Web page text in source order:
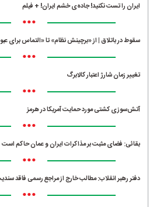
ایران را تست نکنید! جاده‌ی خشم ایران! + فیلم
•••
سقوط در باتلاق | از «برچینش نظام» تا «التماس برای
•••
تغییر زمان شارژ اعتبار کالابرگ
•••
آتش‌سوزی کشتی مورد حمایت آمریکا در هرمز
•••
بقائی: فضای مثبت بر مذاکرات ایران و عمان حاکم است
•••
دفتر رهبر انقلاب: مطالب خارج از مراجع رسمی فاقد
•••